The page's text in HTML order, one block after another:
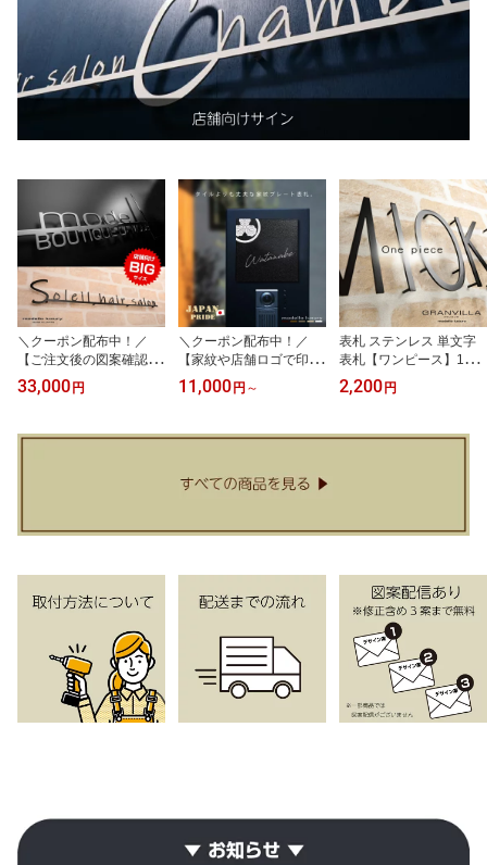
ーマ字 日本製
切り文字 ローマ字 アル
ファベット 国内生産 日
本製
製
＼クーポン配布中！／
【ご注文後の図案確認あ
り！】表札 看板 ステン
レス サイン【 UG 】セミ
アイアン調 ネームプレー
33,000 円
＼クーポン配布中！／
【家紋や店舗ロゴで印字
可能！ご注文後の図案確
認あり！】新商品！家紋
-】機能門柱にも最適！戸
ト 番地
11,000 円 ～
表札 ステンレス 単文字
表札【ワンピース】1文
字価格 縦40〜300mmの
豊富なサイズから選べま
2,200 円